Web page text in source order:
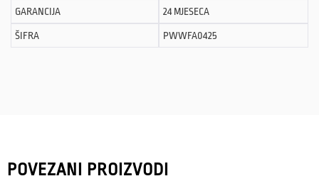
GARANCIJA 24 MJESECA
ŠIFRA PWWFA0425
POVEZANI PROIZVODI